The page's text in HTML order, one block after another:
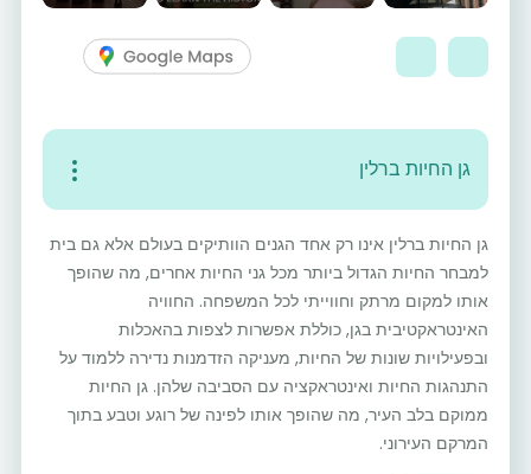
גן החיות ברלין
גן החיות ברלין אינו רק אחד הגנים הוותיקים בעולם אלא גם בית
למבחר החיות הגדול ביותר מכל גני החיות אחרים, מה שהופך
אותו למקום מרתק וחווייתי לכל המשפחה. החוויה
האינטראקטיבית בגן, כוללת אפשרות לצפות בהאכלות
ובפעילויות שונות של החיות, מעניקה הזדמנות נדירה ללמוד על
התנהגות החיות ואינטראקציה עם הסביבה שלהן. גן החיות
ממוקם בלב העיר, מה שהופך אותו לפינה של רוגע וטבע בתוך
המרקם העירוני.